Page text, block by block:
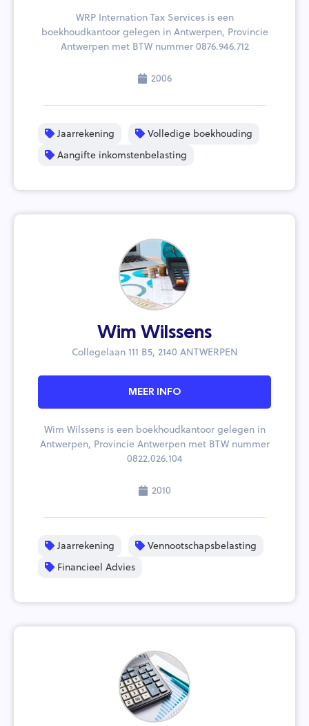
WRP Internation Tax Services is een
boekhoudkantoor gelegen in Antwerpen, Provincie
Antwerpen met BTW nummer 0876.946.712
2006
Jaarrekening
Volledige boekhouding
Aangifte inkomstenbelasting
Wim Wilssens
Collegelaan 111 B5, 2140 ANTWERPEN
MEER INFO
Wim Wilssens is een boekhoudkantoor gelegen in
Antwerpen, Provincie Antwerpen met BTW nummer
0822.026.104
2010
Jaarrekening
Vennootschapsbelasting
Financieel Advies